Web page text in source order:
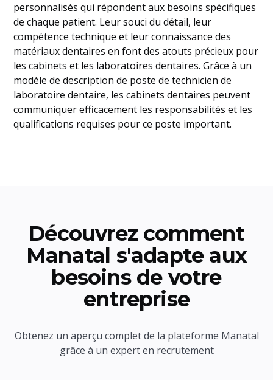
personnalisés qui répondent aux besoins spécifiques
de chaque patient. Leur souci du détail, leur
compétence technique et leur connaissance des
matériaux dentaires en font des atouts précieux pour
les cabinets et les laboratoires dentaires. Grâce à un
modèle de description de poste de technicien de
laboratoire dentaire, les cabinets dentaires peuvent
communiquer efficacement les responsabilités et les
qualifications requises pour ce poste important.
Découvrez comment
Manatal s'adapte aux
besoins de votre
entreprise
Obtenez un aperçu complet de la plateforme Manatal
grâce à un expert en recrutement